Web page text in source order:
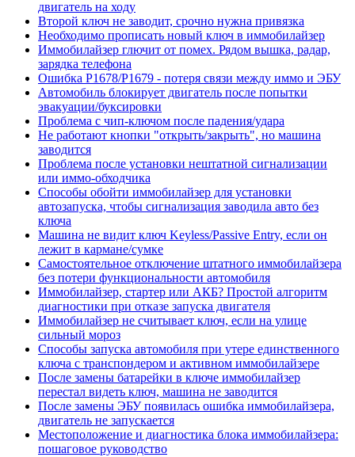
двигатель на ходу
Второй ключ не заводит, срочно нужна привязка
Необходимо прописать новый ключ в иммобилайзер
Иммобилайзер глючит от помех. Рядом вышка, радар,
зарядка телефона
Ошибка P1678/P1679 - потеря связи между иммо и ЭБУ
Автомобиль блокирует двигатель после попытки
эвакуации/буксировки
Проблема с чип-ключом после падения/удара
Не работают кнопки "открыть/закрыть", но машина
заводится
Проблема после установки нештатной сигнализации
или иммо-обходчика
Способы обойти иммобилайзер для установки
автозапуска, чтобы сигнализация заводила авто без
ключа
Машина не видит ключ Keyless/Passive Entry, если он
лежит в кармане/сумке
Самостоятельное отключение штатного иммобилайзера
без потери функциональности автомобиля
Иммобилайзер, стартер или АКБ? Простой алгоритм
диагностики при отказе запуска двигателя
Иммобилайзер не считывает ключ, если на улице
сильный мороз
Способы запуска автомобиля при утере единственного
ключа с транспондером и активном иммобилайзере
После замены батарейки в ключе иммобилайзер
перестал видеть ключ, машина не заводится
После замены ЭБУ появилась ошибка иммобилайзера,
двигатель не запускается
Местоположение и диагностика блока иммобилайзера:
пошаговое руководство